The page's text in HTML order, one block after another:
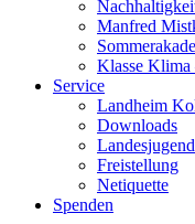
Manfred
Klasse
Service
Landheim
Downloads
Freistellung
Netiquette
Spenden